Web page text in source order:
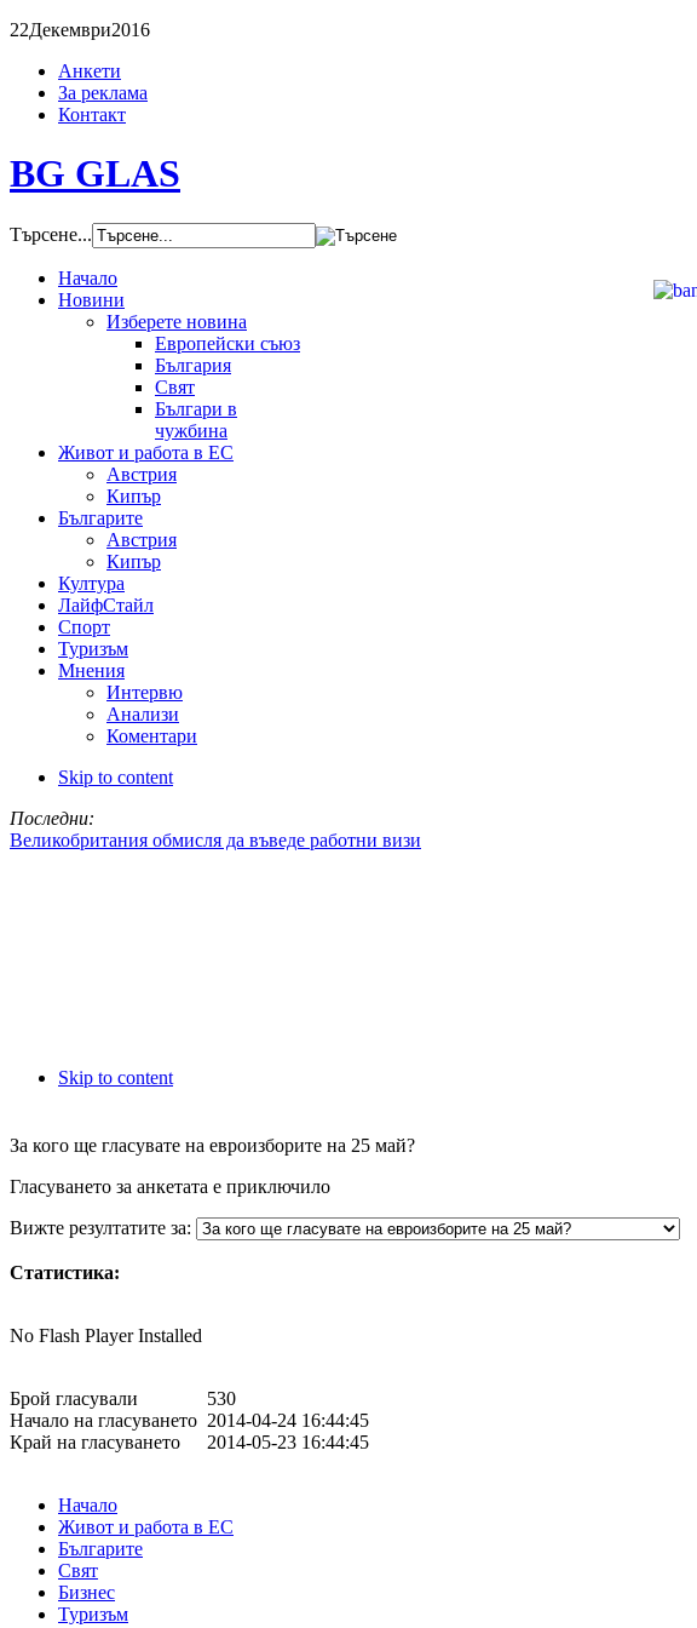
22Декември2016
Анкети
За реклама
Контакт
BG GLAS
Търсене...
Начало
Новини
Изберете новина
Европейски съюз
България
Свят
Българи в
чужбина
Живот и работа в ЕС
Австрия
Кипър
Българите
Австрия
Кипър
Култура
ЛайфСтайл
Спорт
Туризъм
Мнения
Интервю
Анализи
Коментари
Skip to content
Последни:
Великобритания обмисля да въведе работни визи
Skip to content
За кого ще гласувате на евроизборите на 25 май?
Гласуването за анкетата е приключило
Вижте резултатите за:
Статистика:
No Flash Player Installed
Брой гласували
530
Начало на гласуването 2014-04-24 16:44:45
Край на гласуването
2014-05-23 16:44:45
Начало
Живот и работа в ЕС
Българите
Свят
Бизнес
Туризъм